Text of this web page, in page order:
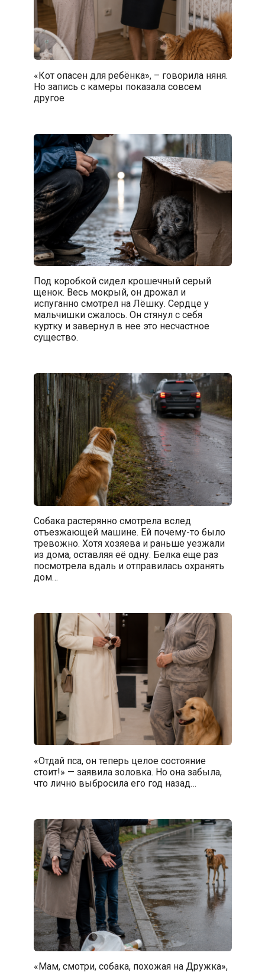
«Кот опасен для ребёнка», – говорила няня.
Но запись с камеры показала совсем
другое
Под коробкой сидел крошечный серый
щенок. Весь мокрый, он дрожал и
испуганно смотрел на Лёшку. Сердце у
мальчишки сжалось. Он стянул с себя
куртку и завернул в нее это несчастное
существо.
Собака растерянно смотрела вслед
отъезжающей машине. Ей почему-то было
тревожно. Хотя хозяева и раньше уезжали
из дома, оставляя её одну. Белка еще раз
посмотрела вдаль и отправилась охранять
дом…
«Отдай пса, он теперь целое состояние
стоит!» — заявила золовка. Но она забыла,
что лично выбросила его год назад…
«Мам, смотри, собака, похожая на Дружка»,